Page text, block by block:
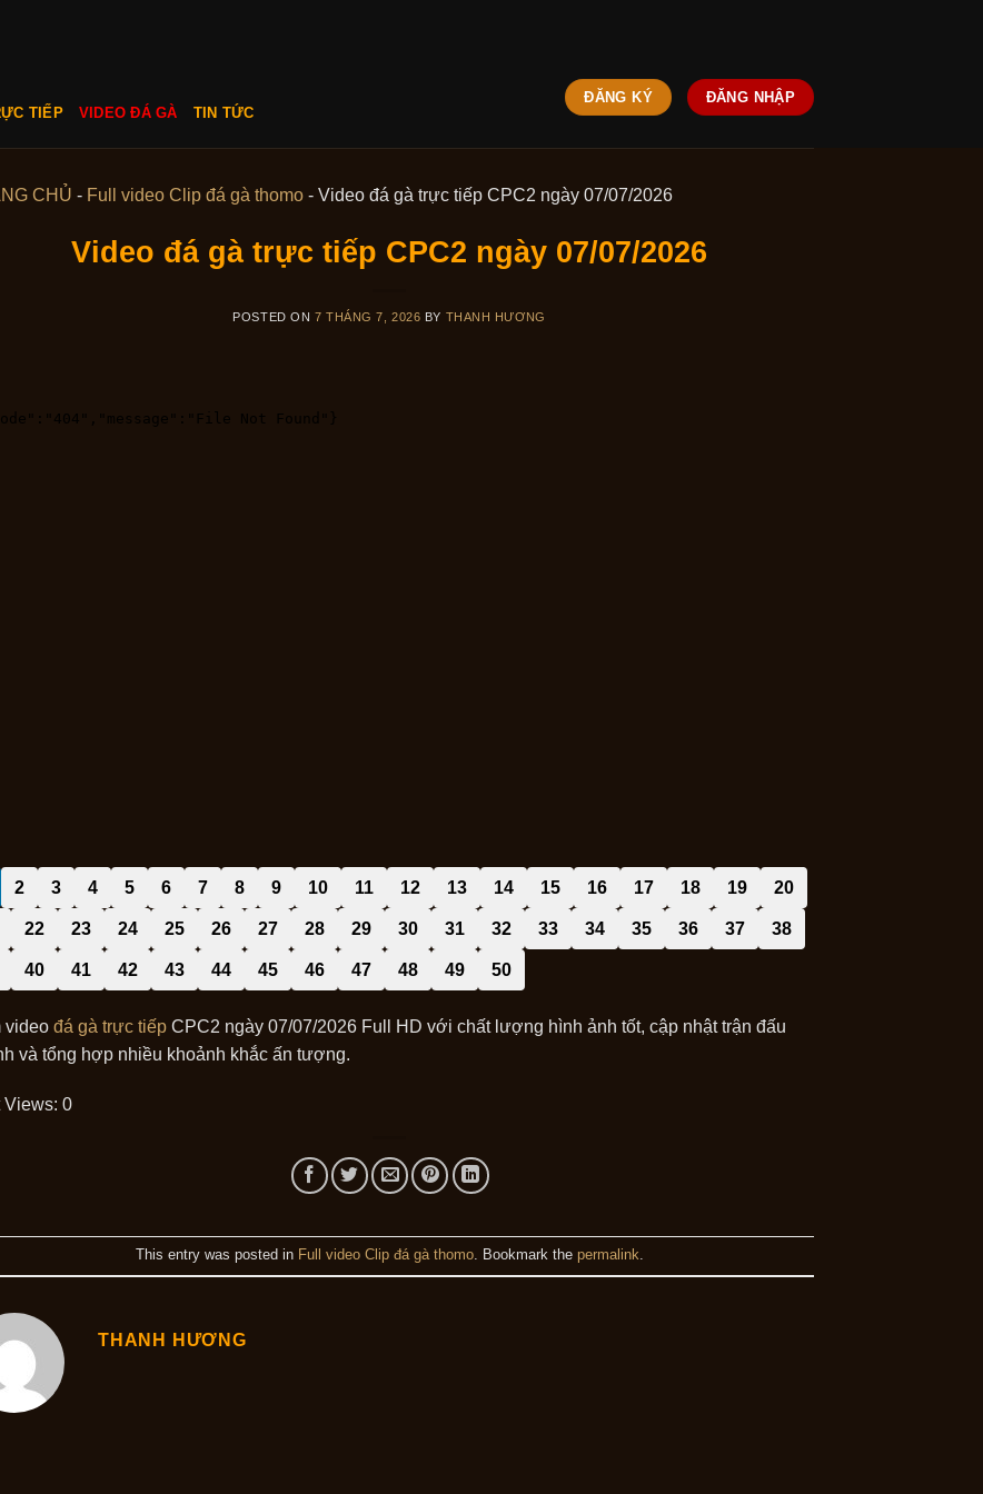
TIẾP VIDEO ĐÁ GÀ TIN TỨC
ĐĂNG KÝ ĐĂNG NHẬP
CHỦ - Full video Clip đá gà thomo - Video đá gà trực tiếp CPC2 ngày 07/07/2026
Video đá gà trực tiếp CPC2 ngày 07/07/2026
POSTED ON 7 THÁNG 7, 2026 BY THANH HƯƠNG
2 3 4 5 6 7 8 9 10 11 12 13 14 15 16 17 18 19 20
22 23 24 25 26 27 28 29 30 31 32 33 34 35 36 37 38
40 41 42 43 44 45 46 47 48 49 50
video đá gà trực tiếp CPC2 ngày 07/07/2026 Full HD với chất lượng hình ảnh tốt, cập nhật trận đấu
và tổng hợp nhiều khoảnh khắc ấn tượng.
Views: 0
This entry was posted in Full video Clip đá gà thomo. Bookmark the permalink
THANH HƯƠNG